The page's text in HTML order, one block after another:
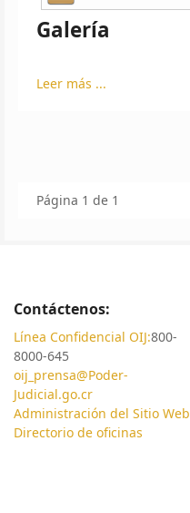
Galería
Leer más ...
Página 1 de 1
Contáctenos:
Línea Confidencial OIJ:800-
8000-645
oij_prensa@Poder-
Judicial.go.cr
Administración del Sitio Web
Directorio de oficinas